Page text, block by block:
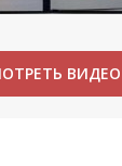
ВИДЕО